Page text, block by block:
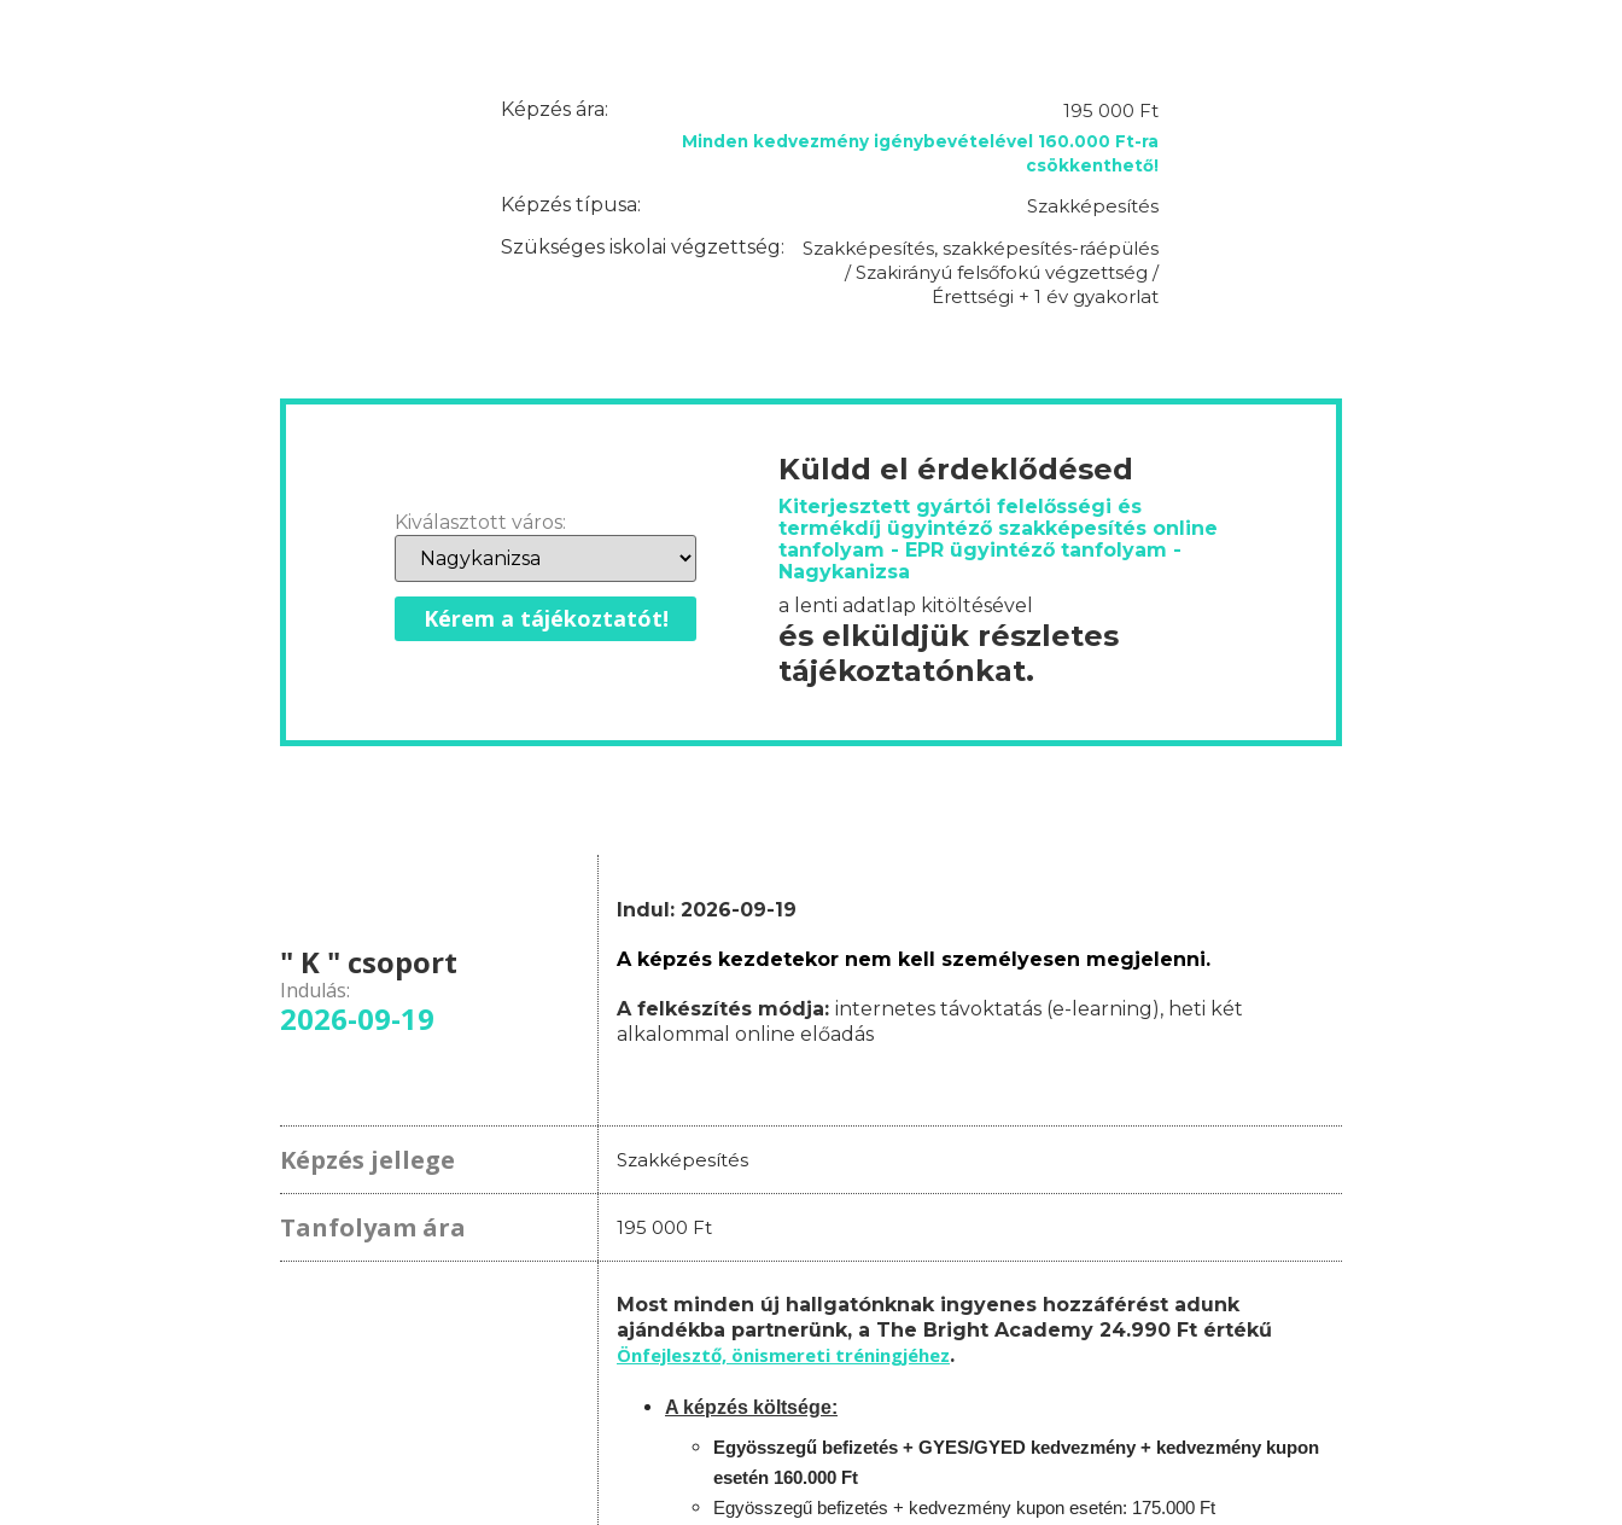
Képzés ára: 195 000 Ft
Minden kedvezmény igénybevételével 160.000 Ft-ra
csökkenthető!
Képzés típusa:
Szakképesítés
Szükséges iskolai végzettség:
Szakképesítés, szakképesítés-ráépülés
/ Szakirányú felsőfokú végzettség /
Érettségi + 1 év gyakorlat
Kiválasztott város:
Kérem a tájékoztatót!
Küldd el érdeklődésed
Kiterjesztett gyártói felelősségi és
termékdíj ügyintéző szakképesítés online
tanfolyam - EPR ügyintéző tanfolyam -
Nagykanizsa
a lenti adatlap kitöltésével
és elküldjük részletes
tájékoztatónkat.
" K " csoport
Indulás:
2026-09-19
Indul: 2026-09-19
A képzés kezdetekor nem kell személyesen megjelenni.
A felkészítés módja: internetes távoktatás (e-learning), heti két
alkalommal online előadás
Képzés jellege Szakképesítés
Tanfolyam ára 195 000 Ft
Most minden új hallgatónknak ingyenes hozzáférést adunk
ajándékba partnerünk, a The Bright Academy 24.990 Ft értékű
Önfejlesztő, önismereti tréningjéhez.
A képzés költsége:
Egyösszegű befizetés + GYES/GYED kedvezmény + kedvezmény kupon
esetén 160.000 Ft
Egyösszegű befizetés + kedvezmény kupon esetén: 175.000 Ft